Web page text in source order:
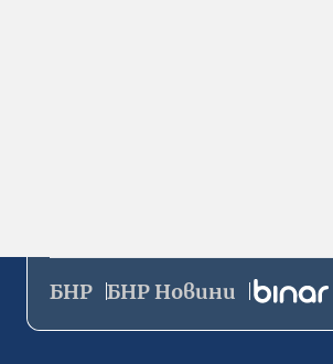
БНР БНР Новини